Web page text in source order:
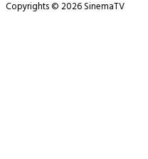
Copyrights © 2026 SinemaTV